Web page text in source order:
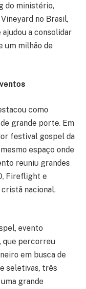
do ministério,
no Brasil,
a consolidar
um milhão de
como
grande porte. Em
festival gospel da
espaço onde
reuniu grandes
Fireflight e
cristã nacional,
evento
que percorreu
em busca de
seletivas, três
grande